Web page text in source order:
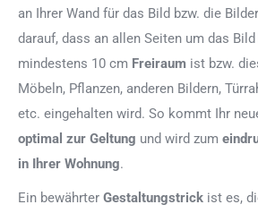
an Ihrer Wand für das Bild bzw. die
darauf, dass an allen Seiten um das
mindestens 10 cm Freiraum ist bzw.
Möbeln, Pflanzen, anderen Bildern,
etc. eingehalten wird. So kommt Ihr
optimal zur Geltung und wird zum
in Ihrer Wohnung.
Ein bewährter Gestaltungstrick ist es,